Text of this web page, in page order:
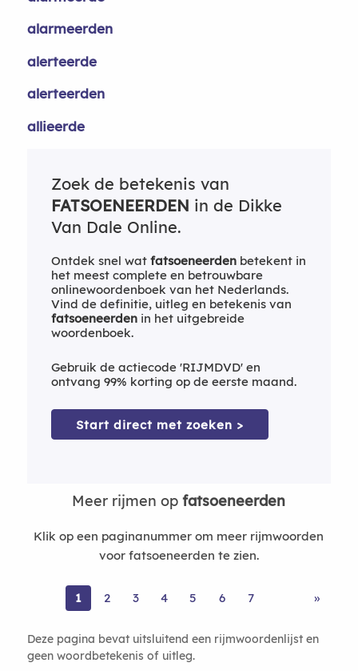
alarmeerden
alerteerde
alerteerden
allieerde
Zoek de betekenis van
FATSOENEERDEN in de Dikke
Van Dale Online.
Ontdek snel wat fatsoeneerdenbetekent in
het meest complete en betrouwbare
onlinewoordenboek van het Nederlands.
Vind de definitie, uitleg en betekenis van
fatsoeneerdenin het uitgebreide
woordenboek.
Gebruik de actiecode 'RIJMDVD' en
ontvang 99% korting op de eerste maand.
Start direct met zoeken >
Meer rijmen opfatsoeneerden
Klik op een paginanummer om meer rijmwoorden
voor fatsoeneerden te zien.
1 2 3 4 5 6 7 »
Deze pagina bevat uitsluitend een rijmwoordenlijst en
geen woordbetekenis of uitleg.